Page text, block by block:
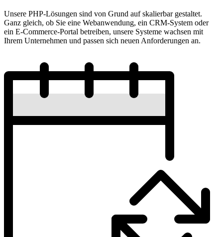
Unsere PHP-Lösungen sind von Grund auf skalierbar gestaltet.
Ganz gleich, ob Sie eine Webanwendung, ein CRM-System oder
ein E-Commerce-Portal betreiben, unsere Systeme wachsen mit
Ihrem Unternehmen und passen sich neuen Anforderungen an.